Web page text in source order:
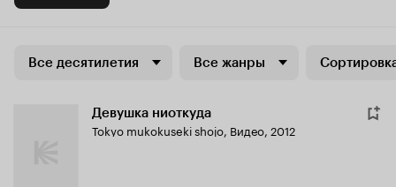
Все десятилетия Все жанры
Девушка ниоткуда
Tokyo mukokuseki shojo, Видео, 2012